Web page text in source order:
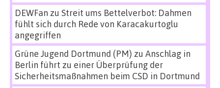
DEWFan zu Streit ums Bettelverbot: Dahmen
fühlt sich durch Rede von Karacakurtoglu
angegriffen
Grüne Jugend Dortmund (PM) zu Anschlag in
Berlin führt zu einer Überprüfung der
Sicherheitsmaßnahmen beim CSD in Dortmund